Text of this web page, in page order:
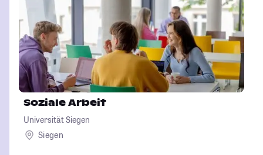
Soziale Arbeit
Universität Siegen
Siegen